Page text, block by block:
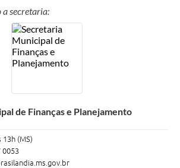
secretaria:
de Finanças e Planejamento
13h (MS)
0053